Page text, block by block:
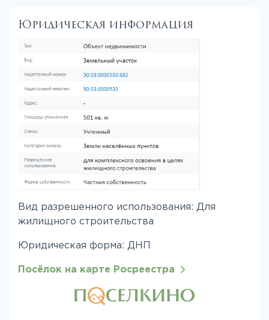
Юридическая информация
Вид разрешенного использования: Для
жилищного строительства
Юридическая форма: ДНП
Посёлок на карте Росреестра